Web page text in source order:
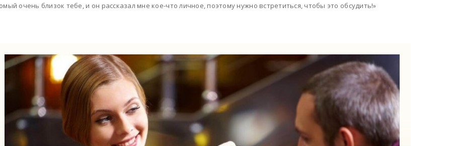
очень близок тебе, и он рассказал мне кое-что личное, поэтому нужно встретиться, чтобы это обсудить!»